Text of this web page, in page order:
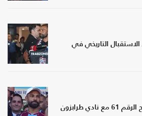
التاريخي في
لماذا اختار محمد صلاح الرقم 61 مع نادي طرابزون